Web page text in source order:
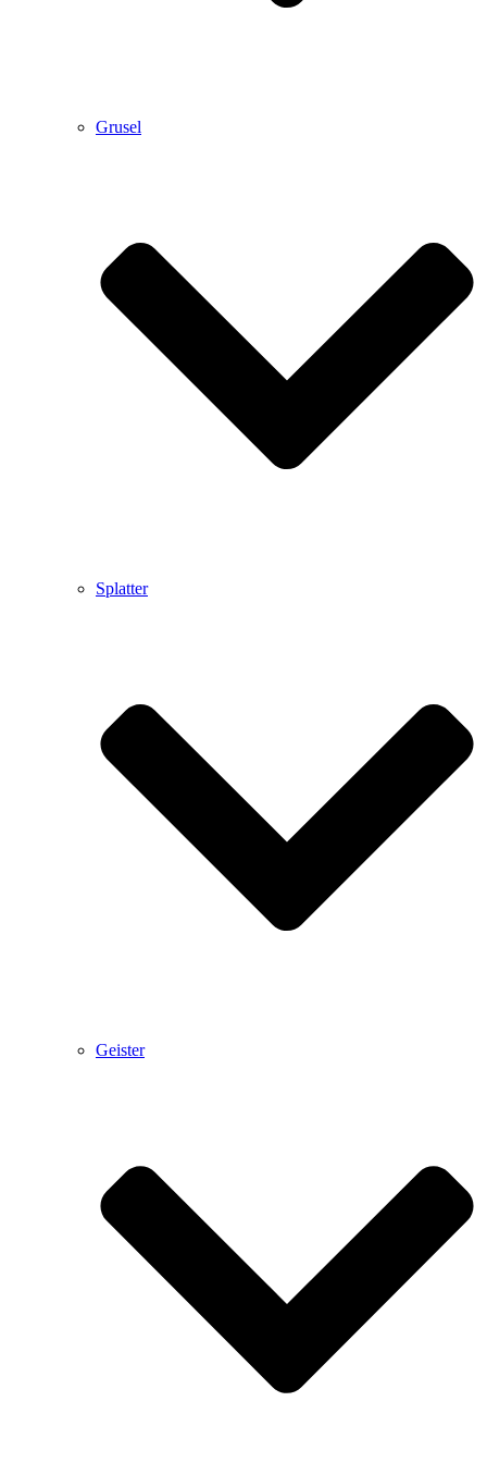
Grusel
Splatter
Geister